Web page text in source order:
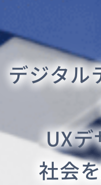
デジタル
UX
社会